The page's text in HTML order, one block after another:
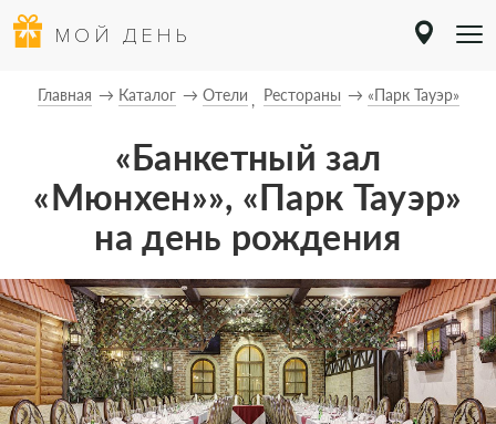
МОЙ ДЕНЬ
Главная Каталог Отели Рестораны «Парк Тауэр»
«Банкетный зал
«Мюнхен»», «Парк Тауэр»
на день рождения